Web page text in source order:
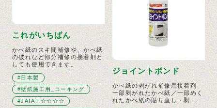
これがいちばん
かべ紙のスキ間補修や、かべ紙
の破れなど部分補修の接着剤と
しても使用できます。
#日本製
#壁紙施工用_コーキング
#JAIA F☆☆☆☆
ジョイントボンド
かべ紙の剥がれ補修用接着剤
一部剥がれたかべ紙／一部めく
れたかべ紙の貼り直し・剥…